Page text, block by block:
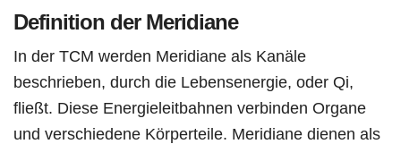
Definition der Meridiane
In der TCM werden Meridiane als Kanäle
beschrieben, durch die Lebensenergie, oder Qi,
fließt. Diese Energieleitbahnen verbinden Organe
und verschiedene Körperteile. Meridiane dienen als